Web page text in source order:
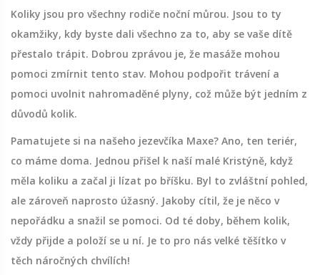
Koliky jsou pro všechny rodiče noční můrou. Jsou to ty
okamžiky, kdy byste dali všechno za to, aby se vaše dítě
přestalo trápit. Dobrou zprávou je, že masáže mohou
pomoci zmírnit tento stav. Mohou podpořit trávení a
pomoci uvolnit nahromaděné plyny, což může být jedním z
důvodů kolik.
Pamatujete si na našeho jezevčíka Maxe? Ano, ten teriér,
co máme doma. Jednou přišel k naší malé Kristýně, když
měla koliku a začal ji lízat po bříšku. Byl to zvláštní pohled,
ale zároveň naprosto úžasný. Jakoby cítil, že je něco v
nepořádku a snažil se pomoci. Od té doby, během kolik,
vždy přijde a položí se u ní. Je to pro nás velké těšítko v
těch náročných chvílích!